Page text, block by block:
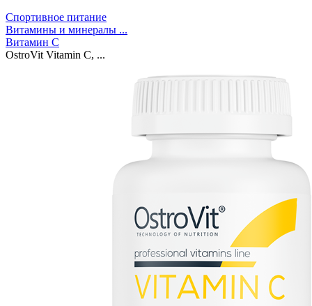
Спортивное питание
Витамины и минералы ...
Витамин C
OstroVit Vitamin C, ...